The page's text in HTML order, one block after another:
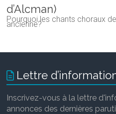
d’Alcman)
Pourquoi les chants choraux
ancienne?
Lettre
Inscrivez-vous à la lettre
annonces des dernières